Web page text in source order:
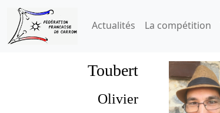
Actualités La compétition
Toubert
Olivier